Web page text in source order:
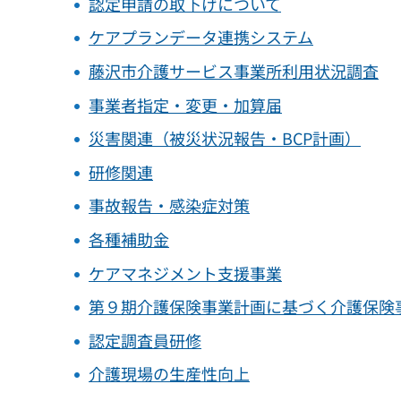
ケアプランデータ連携システム
藤沢市介護サービス事業所利用状況調査
事業者指定・変更・加算届
災害関連（被災状況報告・BCP計画）
研修関連
事故報告・感染症対策
各種補助金
ケアマネジメント支援事業
第９期介護保険事業計画に基づく介護保
認定調査員研修
介護現場の生産性向上